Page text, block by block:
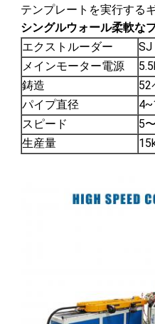
テンプレートを実行する
シングルウォール柔軟な
エクストルーダー
SJ
メインモーター電源
鋳造
52
パイプ直径
スピード
5
生産量